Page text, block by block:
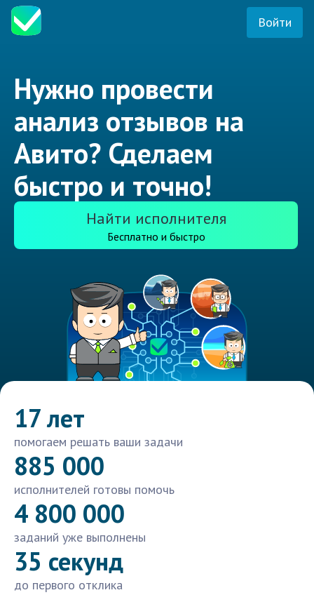
Войти
Нужно провести
анализ отзывов на
Авито? Сделаем
быстро и точно!
Найти исполнителя
Бесплатно и быстро
17 лет
помогаем решать ваши задачи
885 000
исполнителей готовы помочь
4 800 000
заданий уже выполнены
35 секунд
до первого отклика